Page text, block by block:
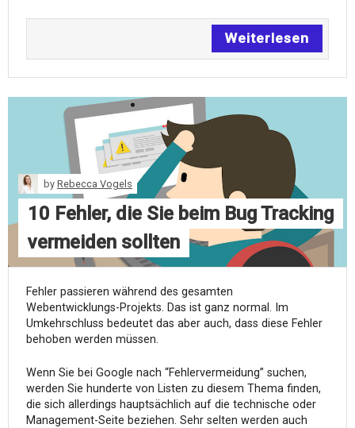
Weiterlesen
by Rebecca Vogels
10 Fehler, die Sie beim Bug Tracking
vermeiden sollten
Fehler passieren während des gesamten
Webentwicklungs-Projekts. Das ist ganz normal. Im
Umkehrschluss bedeutet das aber auch, dass diese Fehler
behoben werden müssen.
Wenn Sie bei Google nach “Fehlervermeidung” suchen,
werden Sie hunderte von Listen zu diesem Thema finden,
die sich allerdings hauptsächlich auf die technische oder
Management-Seite beziehen. Sehr selten werden auch